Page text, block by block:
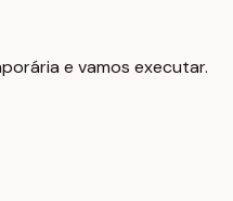
e vamos executar.